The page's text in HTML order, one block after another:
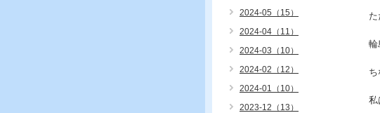
た
輪
ち
私
2024-05（15）
2024-04（11）
2024-03（10）
2024-02（12）
2024-01（10）
2023-12（13）